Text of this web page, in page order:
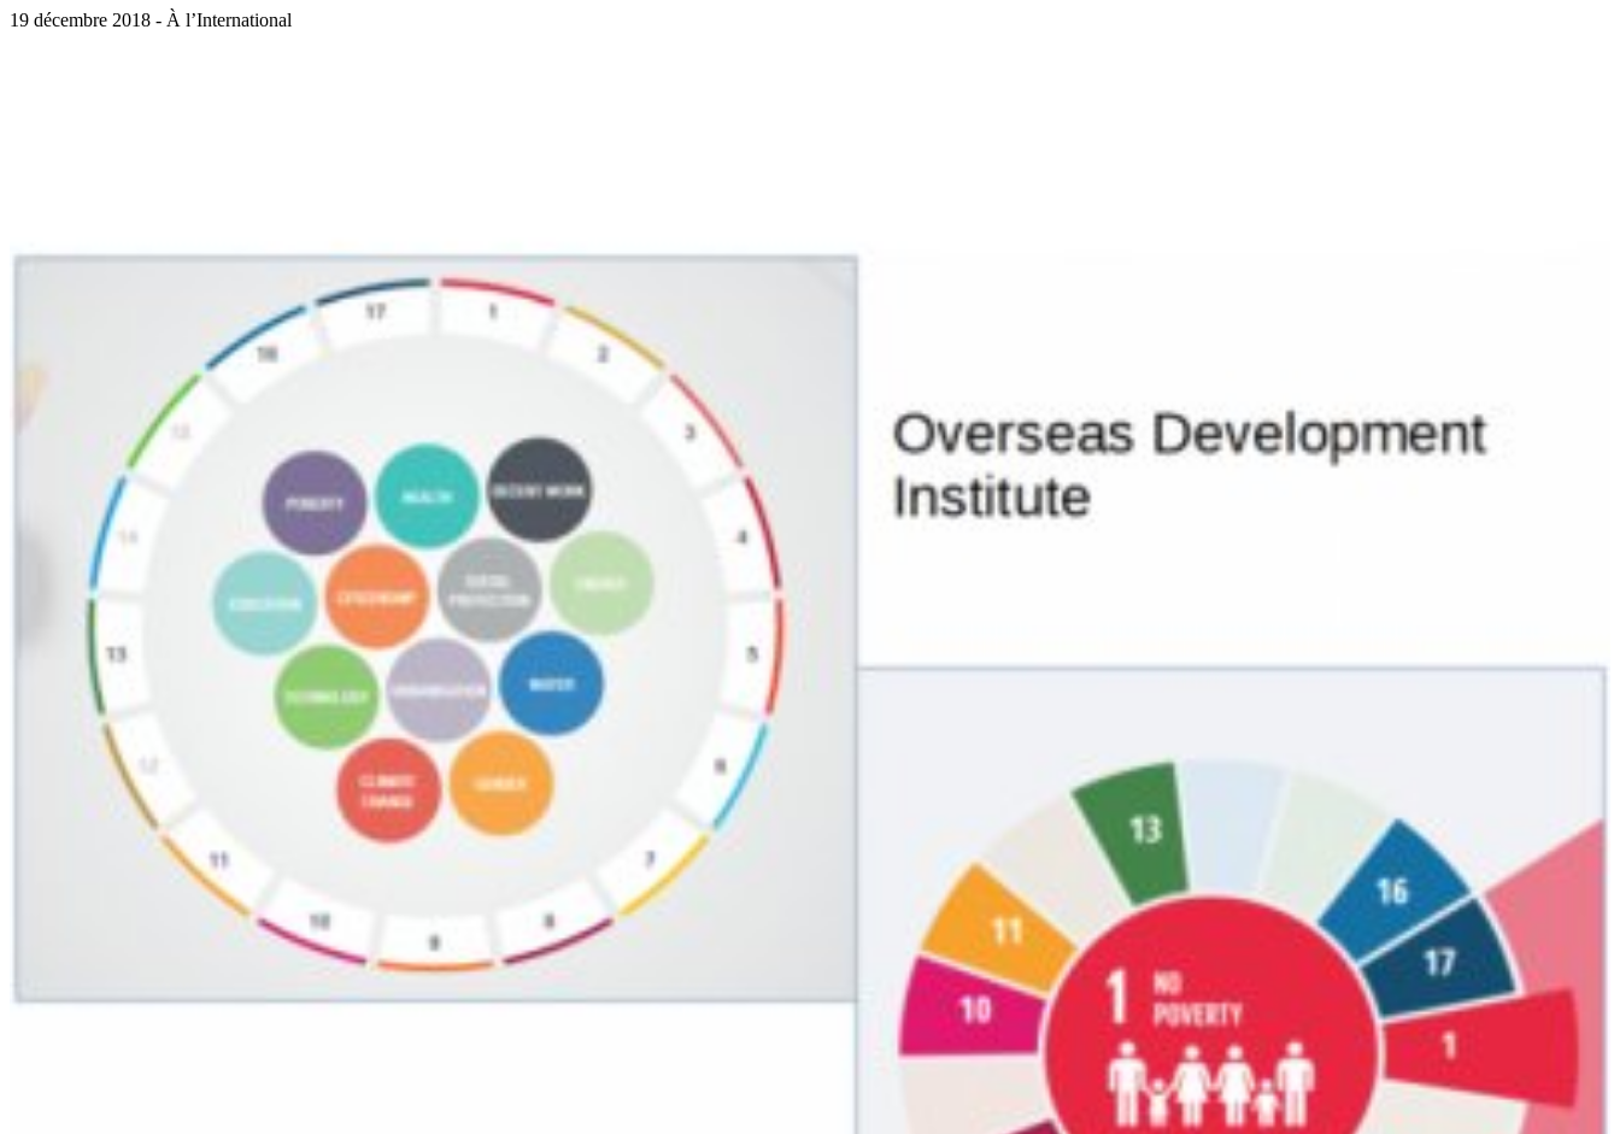
19 décembre 2018 - À l’International